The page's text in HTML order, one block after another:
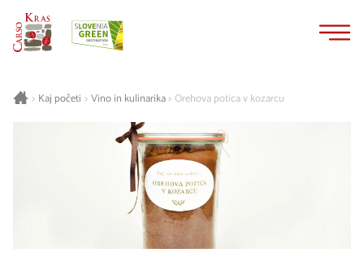
> Kaj početi > Vino in kulinarika>Orehova potica v kozarcu